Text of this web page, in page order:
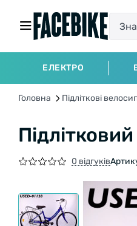
ЕЛЕКТРО
Головна Підліткові
0 відгуків